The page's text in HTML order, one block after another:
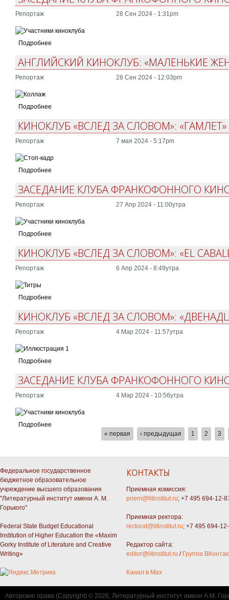
Репортаж 28 Сен 2024 - 1:31pm
Подробнее
АНГЛИЙСКИЙ КИНОКЛУБ: «МАЛЕНЬКИЕ
Репортаж 28 Сен 2024 - 12:03pm
Подробнее
КИНОКЛУБ «ВСЛЕД ЗА СЛОВОМ»: «ГАМЛЕТ»
Репортаж 7 мая 2024 - 5:17pm
Подробнее
ЗАСЕДАНИЕ КЛУБА ФРАНКОФОННОГО КИНО:
Репортаж 27 Апр 2024 - 11:00утра
Подробнее
КИНОКЛУБ «ВСЛЕД ЗА СЛОВОМ»: «EL
Репортаж 6 Апр 2024 - 8:49утра
Подробнее
КИНОКЛУБ «ВСЛЕД ЗА СЛОВОМ»:
Репортаж 4 Мар 2024 - 11:57утра
Подробнее
ЗАСЕДАНИЕ КЛУБА ФРАНКОФОННОГО КИНО:
Репортаж 4 Мар 2024 - 10:56утра
Подробнее
« первая ‹ предыдущая 1 2 3
Федеральное государственное
бюджетное образовательное
учреждение высшего образования
"Литературный институт имени А. М.
Горького"
Federal State Budget Educational
Institution of Higher Education the «Maxim
Gorky Institute of Literature and Creative
Writing»
КОНТАКТЫ
Приемная комиссия:
priem@litinstitut.ru; +7 495 694-12-
Приемная ректора:
rectorat@litinstitut.ru; +7 495 694-
Редактор сайта:
editor@litinstitut.ru / Группа
Канал в Max
Авторские права (Copyright) © 2026, Литературный институт имени А.М.